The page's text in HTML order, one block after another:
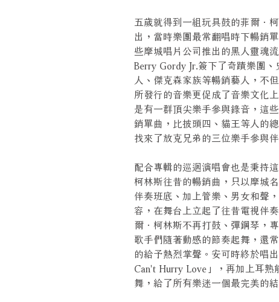
五歲就得到一組玩具鼓的菲爾．
出，當時樂團最常翻唱時下暢銷
些摩城唱片公司推出的黑人靈魂
Berry Gordy Jr.簽下了奇蹟樂團
人、傑克森家族等暢銷藝人，不
所發行的音樂更促成了音樂文化
是有一群頂尖樂手參與錄音，這
銷單曲，比披頭四、貓王等人的
找來了放克兄弟的三位樂手參與
配合專輯的巡迴演唱會也是秉持
柯林斯往昔的暢銷曲，只以摩城
伴奏班底、加上管樂、男女和聲
容，在舞台上立起了往昔電視伴
爾．柯林斯不再打鼓、彈鋼琴，
歌手們隨著動感的節奏起舞，還
的給予熱烈掌聲。安可時終於唱
Can't Hurry Love」，再加上耳
舞，給了所有樂迷一個最完美的結